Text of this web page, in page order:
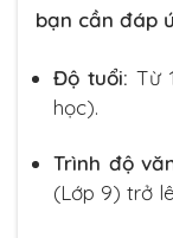
bạn cần đáp
Độ tuổi: Từ
học).
Trình độ
(Lớp 9) trở